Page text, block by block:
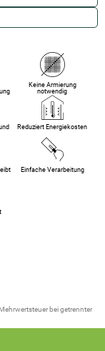
bei getrennter
Keine Armierung
notwendig
Reduziert Energiekosten
Einfache Verarbeitung